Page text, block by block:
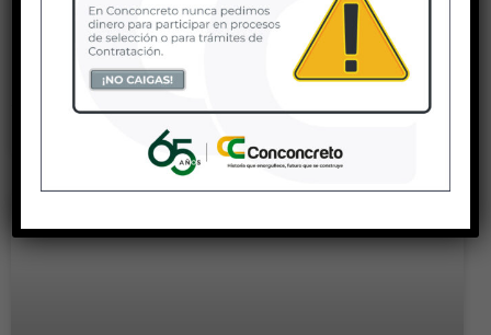
Puente Miraflores
LEER MÁS »
No hay comentarios